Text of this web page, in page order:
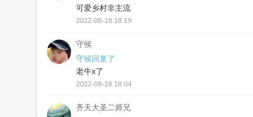
可爱乡村非主流
2022-08-18 18:19
守候
守候回复了
老牛x了
2022-08-18 18:04
齐天大圣二师兄